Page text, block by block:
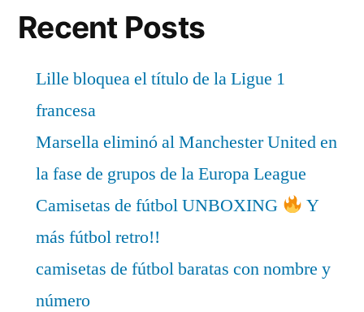
Recent Posts
Lille bloquea el título de la Ligue 1
francesa
Marsella eliminó al Manchester United en
la fase de grupos de la Europa League
Camisetas de fútbol UNBOXING
Y
más fútbol retro!!
camisetas de fútbol baratas con nombre y
número